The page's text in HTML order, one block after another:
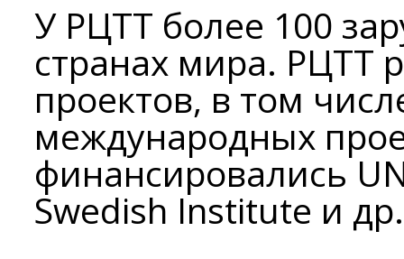
У РЦТТ более 100
странах мира. РЦТТ
проектов, в том
международных
финансировались
Swedish Institute и др.